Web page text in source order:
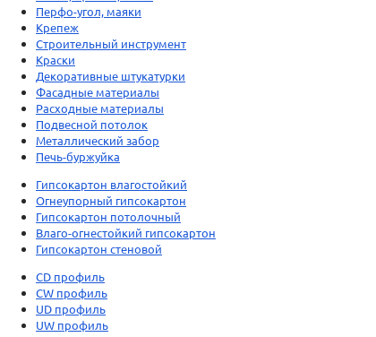
Перфо-угол, маяки
Крепеж
Строительный инструмент
Краски
Декоративные штукатурки
Фасадные материалы
Расходные материалы
Подвесной потолок
Металлический забор
Печь-буржуйка
Гипсокартон влагостойкий
Огнеупорный гипсокартон
Гипсокартон потолочный
Влаго-огнестойкий гипсокартон
Гипсокартон стеновой
CD профиль
CW профиль
UD профиль
UW профиль